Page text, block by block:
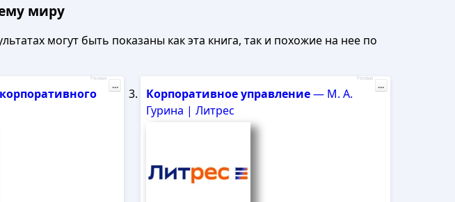
миру
могут быть показаны как эта книга, так и похожие на нее по
корпоративного
Реклама
...
Корпоративноеуправление— М. А.
Гурина | Литрес
Реклама
...